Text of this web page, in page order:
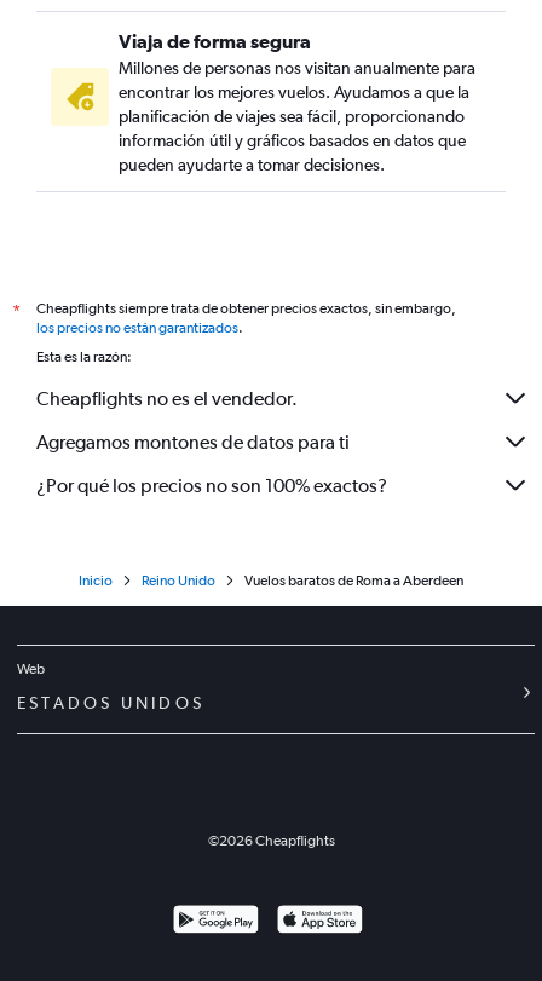
Viaja de forma segura
Millones de personas nos visitan anualmente para
encontrar los mejores vuelos. Ayudamos a que la
planificación de viajes sea fácil, proporcionando
información útil y gráficos basados en datos que
pueden ayudarte a tomar decisiones.
*
Cheapflights siempre trata de obtener precios exactos, sin embargo,
los precios no están garantizados.
Esta es la razón:
Cheapflights no es el vendedor.
Agregamos montones de datos para ti
¿Por qué los precios no son 100% exactos?
Inicio Reino Unido Vuelos baratos de Roma a Aberdeen
Web
ESTADOS UNIDOS
©2026Cheapflights